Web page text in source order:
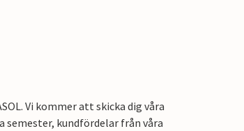
Vi kommer att skicka dig våra
semester, kundfördelar från våra